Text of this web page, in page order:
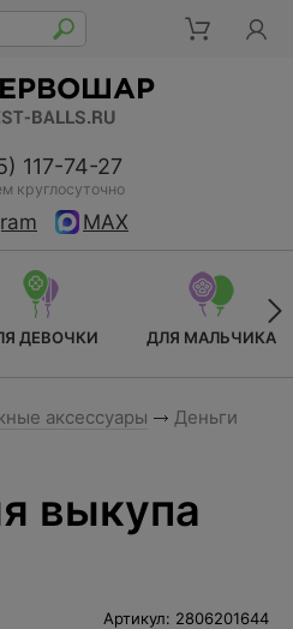
117-74-27
круглосуточно
MAX
ДЕВОЧКИ ДЛЯ МАЛЬЧИКА
аксессуары
Деньги
выкупа
Артикул: 2806201644